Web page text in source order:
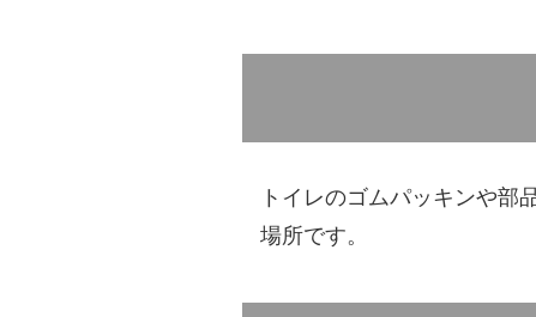
トイレのゴムパッキンや部
場所です。